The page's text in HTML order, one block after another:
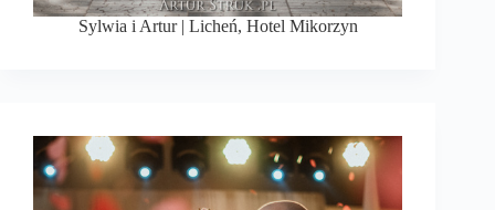
Sylwia i Artur | Licheń, Hotel Mikorzyn